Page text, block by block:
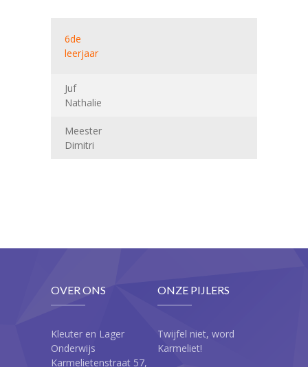
6de
leerjaar
Juf
Nathalie
Meester
Dimitri
OVER ONS
Kleuter en Lager
Onderwijs
Karmelietenstraat 57,
ONZE PIJLERS
Twijfel niet, word
Karmeliet!